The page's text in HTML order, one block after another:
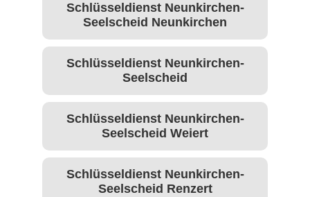
Schlüsseldienst Neunkirchen-
Seelscheid Neunkirchen
Schlüsseldienst Neunkirchen-
Seelscheid
Schlüsseldienst Neunkirchen-
Seelscheid Weiert
Schlüsseldienst Neunkirchen-
Seelscheid Renzert